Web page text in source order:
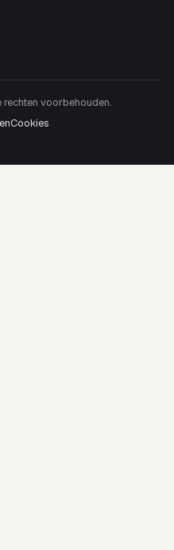
voorbehouden.
Cookies